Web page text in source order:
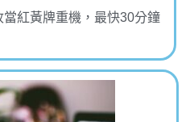
紅黃牌重機，最快30分鐘